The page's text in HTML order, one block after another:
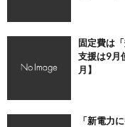
固定費は
支援は9月
月】
「新電力